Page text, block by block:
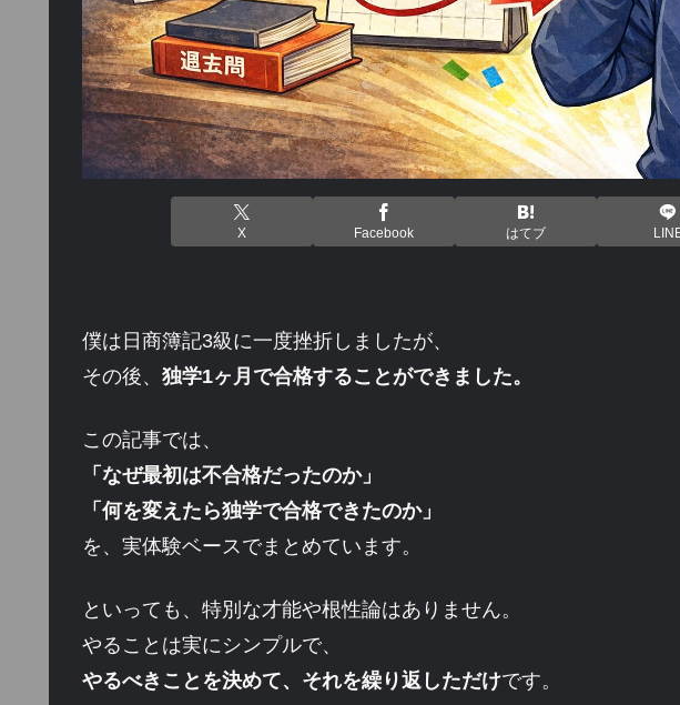
X Facebook はてブ
僕は日商簿記3級に一度挫折しましたが、
その後、 独学1ヶ月で合格することができました。
この記事では、
「なぜ最初は不合格だったのか」
「何を変えたら独学で合格できたのか」
を、実体験ベースでまとめています。
といっても、特別な才能や根性論はありません。
やることは実にシンプルで、
やるべきことを決めて、それを繰り返しただけです。